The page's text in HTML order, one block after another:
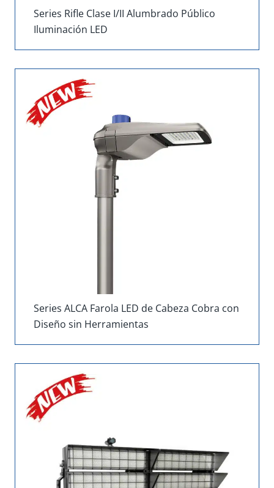
Series Rifle Clase I/II Alumbrado Público
Iluminación LED
Series ALCA Farola LED de Cabeza Cobra con
Diseño sin Herramientas